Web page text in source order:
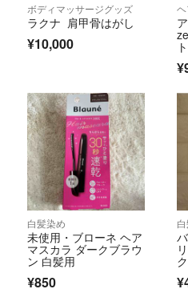
ボディマッサージグッズ
ラクナ 肩甲骨はがし
¥10,000
白髪染め
未使用・ブローネ ヘア
マスカラ ダークブラウ
ン 白髪用
¥850